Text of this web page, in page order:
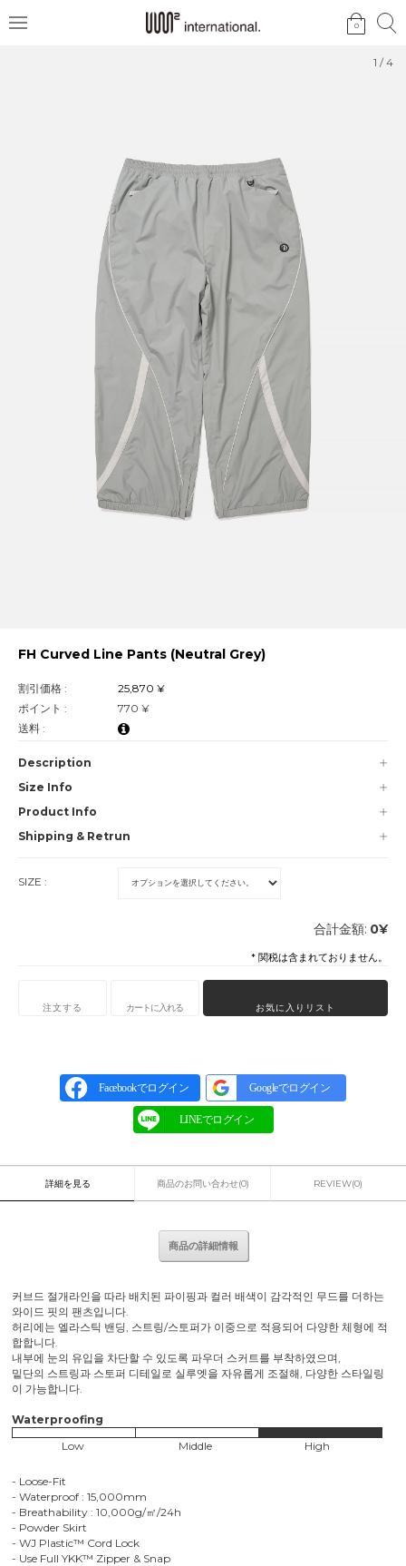
메
검
0
검
1 /4
FH Curved Line Pants (Neutral Grey)
割引価格 :
25,870 ¥
ポイント :
770 ¥
送料 :
Description
Size Info
Product Info
Shipping & Retrun
SIZE :
合計金額: 0¥
* 関税は含まれておりません。
注文する カートに入れる お気に入りリスト
Facebookでログイン Googleでログイン
詳細を見る 商品のお問い合わせ(0) REVIEW(0)
商品の詳細情報
커브드 절개라인을 따라 배치된 파이핑과 컬러 배색이 감각적인 무드를 더하는
와이드 핏의 팬츠입니다.
허리에는 엘라스틱 밴딩, 스트링/스토퍼가 이중으로 적용되어 다양한 체형에 적
합합니다.
내부에 눈의 유입을 차단할 수 있도록 파우더 스커트를 부착하였으며,
밑단의 스트링과 스토퍼 디테일로 실루엣을 자유롭게 조절해, 다양한 스타일링
이 가능합니다.
Waterproofing
Low
Middle High
- Loose-Fit
- Waterproof : 15,000mm
- Breathability : 10,000g/㎡/24h
- Powder Skirt
- WJ Plastic™ Cord Lock
- Use Full YKK™ Zipper & Snap